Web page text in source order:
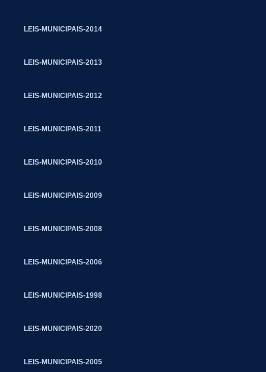
LEIS-MUNICIPAIS-2014
LEIS-MUNICIPAIS-2013
LEIS-MUNICIPAIS-2012
LEIS-MUNICIPAIS-2011
LEIS-MUNICIPAIS-2010
LEIS-MUNICIPAIS-2009
LEIS-MUNICIPAIS-2008
LEIS-MUNICIPAIS-2006
LEIS-MUNICIPAIS-1998
LEIS-MUNICIPAIS-2020
LEIS-MUNICIPAIS-2005